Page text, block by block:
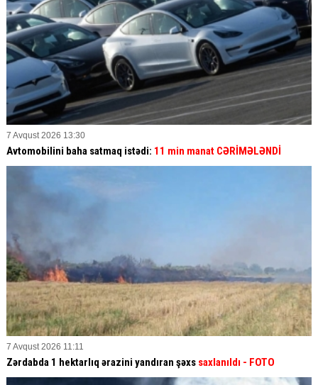
7 Avqust 2026 13:30
Avtomobilini baha satmaq istədi: 11 min manat CƏRİMƏLƏNDİ
7 Avqust 2026 11:11
Zərdabda 1 hektarlıq ərazini yandıran şəxs saxlanıldı - FOTO